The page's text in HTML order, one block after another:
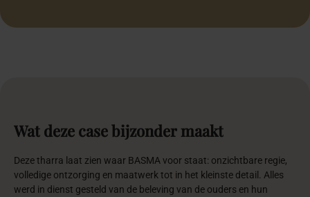
Wat deze casebijzonder maakt
Deze tharra laat zien waar BASMA voor staat: onzichtbare regie,
volledige ontzorging en maatwerk tot in het kleinste detail. Alles
werd in dienst gesteld van de beleving van de ouders en hun